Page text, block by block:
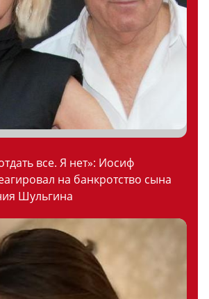
все. Я нет»: Иосиф
на банкротство сына
Шульгина